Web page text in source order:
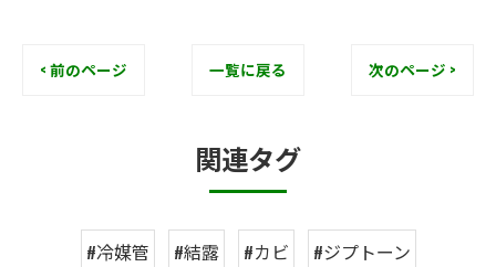
< 前のページ 一覧に戻る 次のページ >
関連タグ
#冷媒管 #結露 #カビ
#ジプトーン